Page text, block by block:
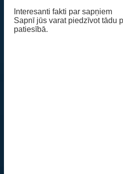
Interesanti fakti par sapņiem
Sapnī jūs varat piedzīvot tādu
patiesībā.